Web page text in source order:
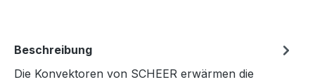
Beschreibung
Die Konvektoren von SCHEER erwärmen die